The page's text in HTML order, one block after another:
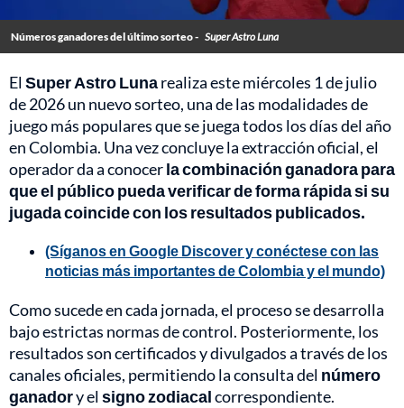
Números ganadores del último sorteo - Super Astro Luna
ElSuper Astro Lunarealiza este miércoles 1 de julio
de 2026 un nuevo sorteo, una de las modalidades de
juego más populares que se juega todos los días del año
en Colombia. Una vez concluye la extracción oficial, el
operador da a conocerla combinación ganadora para
que el público pueda verificar de forma rápida si su
jugada coincide con los resultados publicados.
(Síganos en Google Discover y conéctese con las
noticias más importantes de Colombia y el mundo)
Como sucede en cada jornada, el proceso se desarrolla
bajo estrictas normas de control. Posteriormente, los
resultados son certificados y divulgados a través de los
canales oficiales, permitiendo la consulta del número
ganadory elsigno zodiacalcorrespondiente.